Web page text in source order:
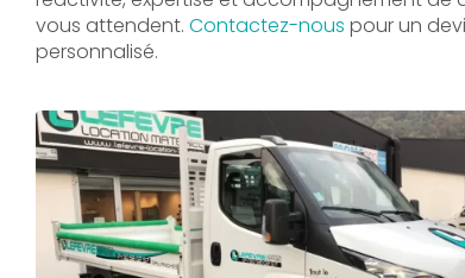
vous attendent. Contactez-nous pour un
personnalisé.